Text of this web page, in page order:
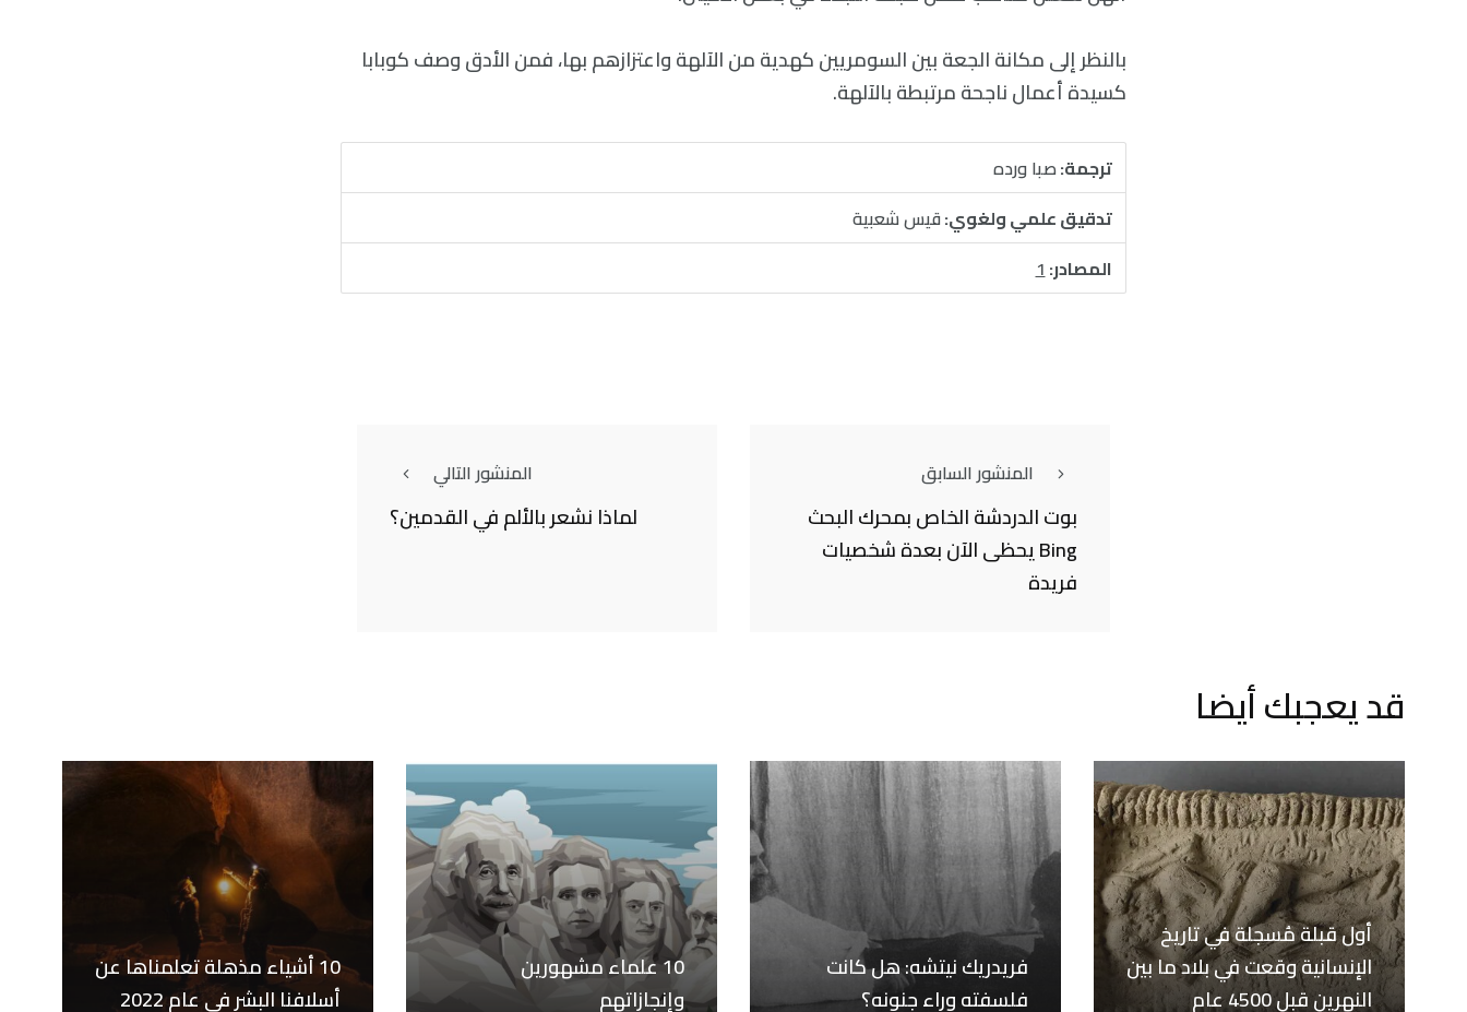
بالنظر إلى مكانة الجعة بين السومريين كهدية من الآلهة واعتزازهم بها، فمن الأدق وصف كوبابا
كسيدة أعمال ناجحة مرتبطة بالآلهة.
ترجمة:صبا ورده
تدقيق علمي ولغوي:قيس شعبية
المصادر:1
المنشور السابق
بوت الدردشة الخاص بمحرك البحث
Bing يحظى الآن بعدة شخصيات
فريدة
المنشور التالي
لماذا نشعر بالألم في القدمين؟
قد يعجبك أيضا
أول قبلة مُسجلة في تاريخ
الإنسانية وقعت في بلاد ما بين
النهرين قبل 4500 عام
فريدريك نيتشه: هل كانت
فلسفته وراء جنونه؟
10 علماء مشهورين
وإنجازاتهم
10 أشياء مذهلة تعلمناها عن
أسلافنا البشر في عام 2022